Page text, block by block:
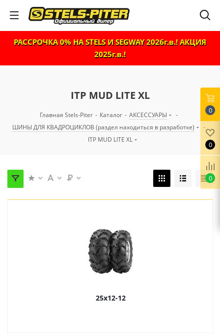
РАССРОЧКА 0% НА STELS И SEGWAY 2026г.в.! АКЦИЯ
2025г.в.!
ITP MUD LITE XL
Главная Stels-Piter - Каталог - АКСЕССУАРЫ
-
ШИНЫ ДЛЯ КВАДРОЦИКЛОВ (раздел находиться в разработке)
-
ITP MUD LITE XL
25x12-12
0
0
0